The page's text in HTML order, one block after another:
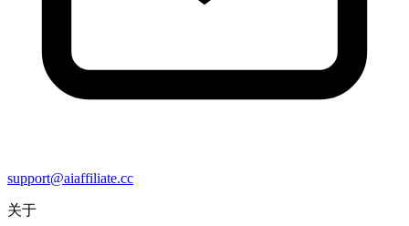
support@aiaffiliate.cc
关于